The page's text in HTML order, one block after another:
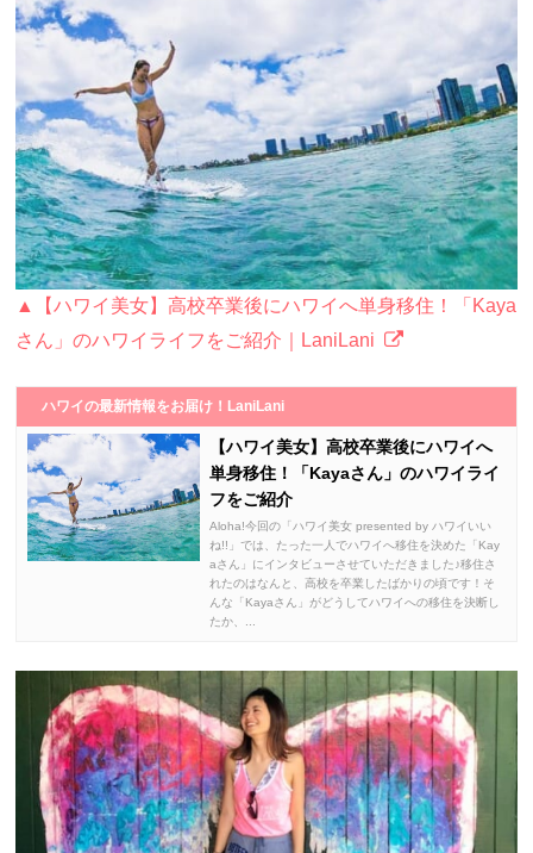
▲【ハワイ美女】高校卒業後にハワイへ単身移住！「Kaya
さん」のハワイライフをご紹介｜LaniLani
ハワイの最新情報をお届け！LaniLani
【ハワイ美女】高校卒業後にハワイへ
単身移住！「Kayaさん」のハワイライ
フをご紹介
Aloha!今回の「ハワイ美女 presented by ハワイいい
ね!!」では、たった一人でハワイへ移住を決めた「Kay
aさん」にインタビューさせていただきました♪移住さ
れたのはなんと、高校を卒業したばかりの頃です！そ
んな「Kayaさん」がどうしてハワイへの移住を決断し
たか、...